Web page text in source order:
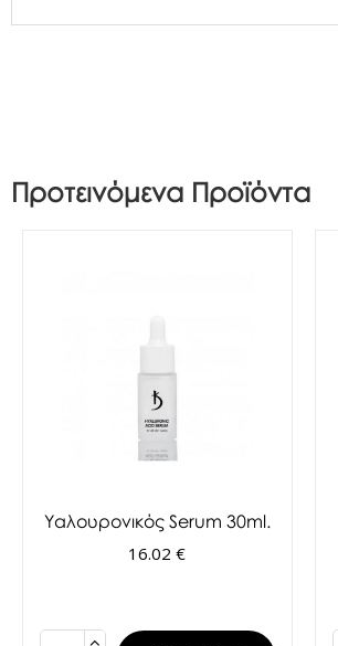
Προτεινόμενα Προϊόντα
Υαλουρονικός Serum 30ml.
16.02 €